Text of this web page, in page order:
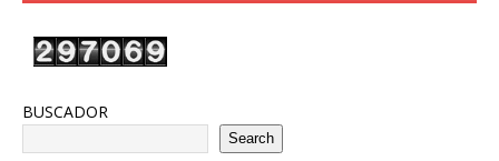
BUSCADOR
Search